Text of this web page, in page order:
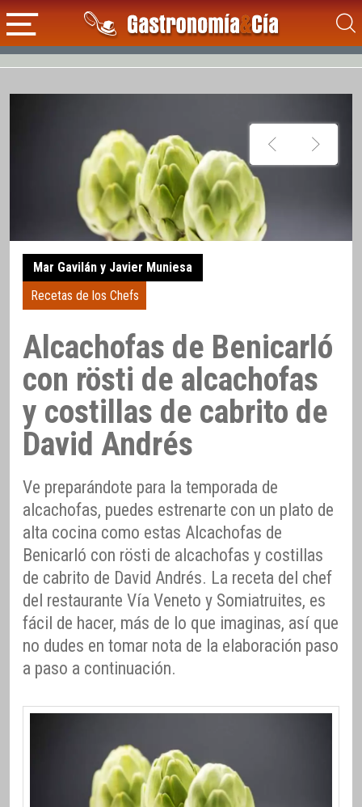
Mar Gavilán y Javier Muniesa
Recetas de los Chefs
Alcachofas de Benicarló
con rösti de alcachofas
y costillas de cabrito de
David Andrés
Ve preparándote para la temporada de
alcachofas, puedes estrenarte con un plato de
alta cocina como estas Alcachofas de
Benicarló con rösti de alcachofas y costillas
de cabrito de David Andrés. La receta del chef
del restaurante Vía Veneto y Somiatruites, es
fácil de hacer, más de lo que imaginas, así que
no dudes en tomar nota de la elaboración paso
a paso a continuación.